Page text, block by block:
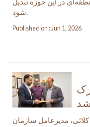
شود.
Published on : Jun 1, 2026
مدیرعامل سازمان